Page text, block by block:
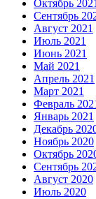
Октябрь 2021
Сентябрь
Август 2021
Июль 2021
Июнь 2021
Май 2021
Апрель 2021
Март 2021
Февраль
Январь 2021
Декабрь
Ноябрь 2020
Октябрь
Сентябрь
Август 2020
Июль 2020